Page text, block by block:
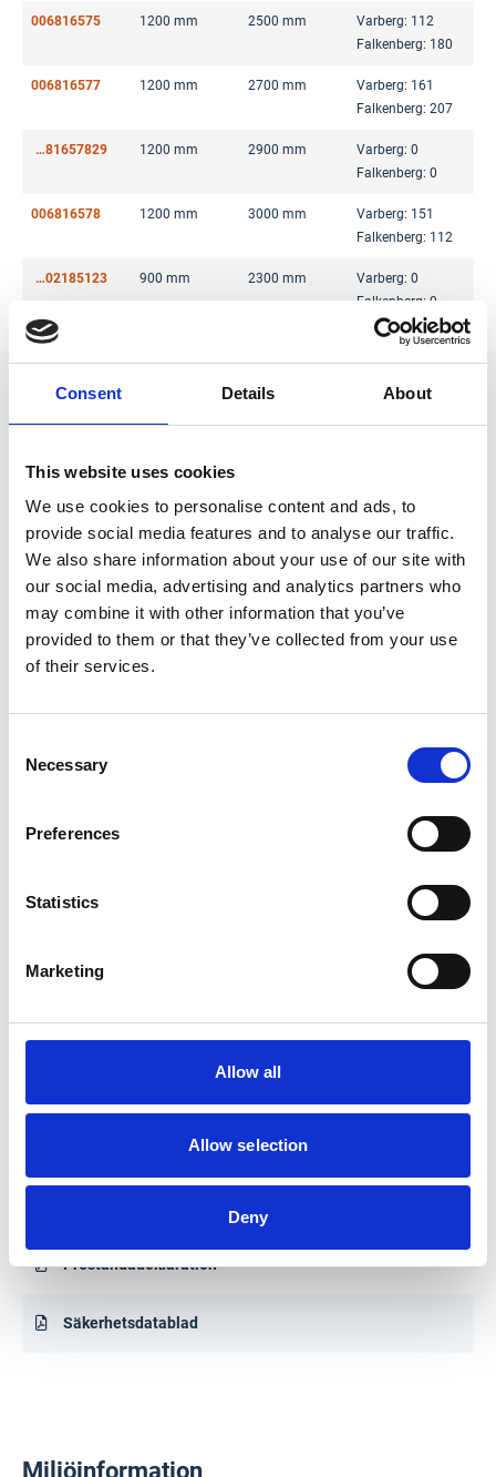
Consent Details About
This website uses cookies
We use cookies to personalise content and ads, to
provide social media features and to analyse our traffic.
We also share information about your use of our site with
our social media, advertising and analytics partners who
may combine it with other information that you’ve
provided to them or that they’ve collected from your use
of their services.
Selection
Necessary
Preferences
Statistics
Marketing
Allow all
Allow selection
Deny
006816575 1200 mm 2500 mm
Varberg: 112
Falkenberg: 180
006816577 1200 mm 2700 mm
Varberg: 161
Falkenberg: 207
00681657829 1200 mm 2900 mm
Varberg: 0
Falkenberg: 0
006816578 1200 mm 3000 mm
Varberg: 151
Falkenberg: 112
00502185123 900 mm 2300 mm
Varberg: 0
Falkenberg: 0
005021851
Varberg: 903
Falkenberg: 610
Falkenberg: 577
005021853 900 mm
005021855 900 mm 3000 mm
Varberg: 255
Falkenberg: 189
Byggvarudeklaration (BVD)
Prestandadeklaration
Säkerhetsdatablad
Miljöinformation